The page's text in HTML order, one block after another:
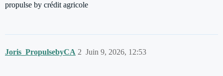
propulse by crédit agricole
Joris_PropulsebyCA Juin 9, 2026, 12:53
2